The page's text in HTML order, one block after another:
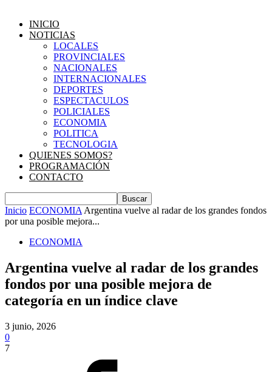
INICIO
NOTICIAS
LOCALES
PROVINCIALES
NACIONALES
INTERNACIONALES
DEPORTES
ESPECTACULOS
POLICIALES
ECONOMIA
POLITICA
TECNOLOGIA
QUIENES SOMOS?
PROGRAMACIÓN
CONTACTO
Inicio ECONOMIA Argentina vuelve al radar de los grandes fondos
por una posible mejora...
ECONOMIA
Argentina vuelve al radar de los grandes
fondos por una posible mejora de
categoría en un índice clave
3 junio, 2026
0
7